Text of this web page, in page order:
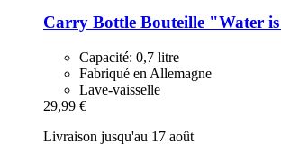
Carry Bottle Bouteille "Water
Capacité: 0,7 litre
Fabriqué en Allemagne
Lave-vaisselle
29,99 €
Livraison jusqu'au 17 août